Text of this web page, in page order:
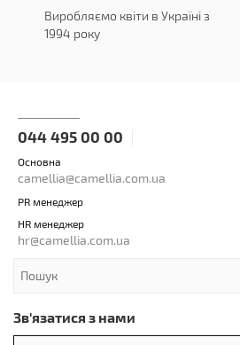
Виробляємо квіти в Україні з
1994 року
044 495 00 00
Основна
camellia@camellia.com.ua
PR менеджер
HR менеджер
hr@camellia.com.ua
Зв'язатися з нами